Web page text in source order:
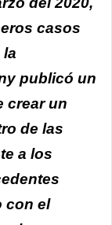
casos
la
publicó un
crear un
de las
a los
con el